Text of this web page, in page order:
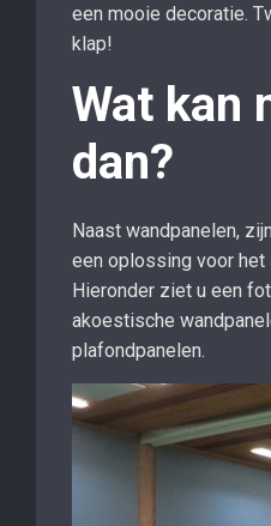
een mooie decoratie.
klap!
Wat kan
dan?
Naast wandpanelen,
een oplossing voor het
Hieronder ziet u een
akoestische
plafondpanelen.